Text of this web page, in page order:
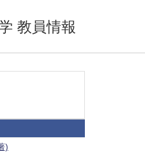
教員情報
)